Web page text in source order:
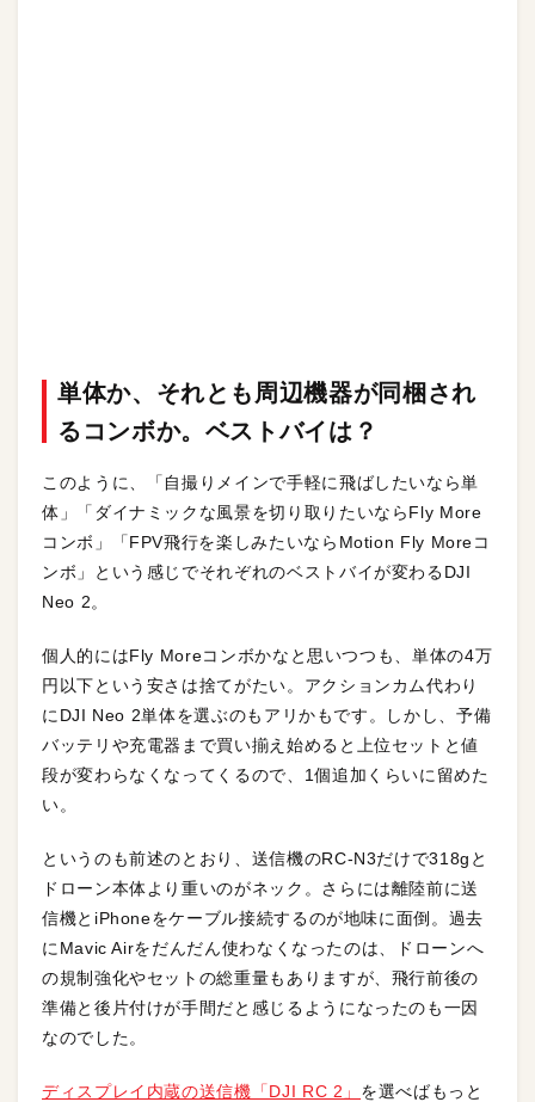
単体か、それとも周辺機器が同梱され
るコンボか。ベストバイは？
このように、「自撮りメインで手軽に飛ばしたいなら単
体」「ダイナミックな風景を切り取りたいならFly More
コンボ」「FPV飛行を楽しみたいならMotion Fly Moreコ
ンボ」という感じでそれぞれのベストバイが変わるDJI
Neo 2。
個人的にはFly Moreコンボかなと思いつつも、単体の4万
円以下という安さは捨てがたい。アクションカム代わり
にDJI Neo 2単体を選ぶのもアリかもです。しかし、予備
バッテリや充電器まで買い揃え始めると上位セットと値
段が変わらなくなってくるので、1個追加くらいに留めた
い。
というのも前述のとおり、送信機のRC-N3だけで318gと
ドローン本体より重いのがネック。さらには離陸前に送
信機とiPhoneをケーブル接続するのが地味に面倒。過去
にMavic Airをだんだん使わなくなったのは、ドローンへ
の規制強化やセットの総重量もありますが、飛行前後の
準備と後片付けが手間だと感じるようになったのも一因
なのでした。
ディスプレイ内蔵の送信機「DJI RC 2」 を選べばもっと